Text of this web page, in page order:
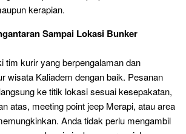
kerapian.
Sampai Lokasi Bunker
tim kurir yang berpengalaman dan
wisata Kaliadem dengan baik. Pesanan
ke titik lokasi sesuai kesepakatan,
atas, meeting point jeep Merapi, atau area
Anda tidak perlu mengambil